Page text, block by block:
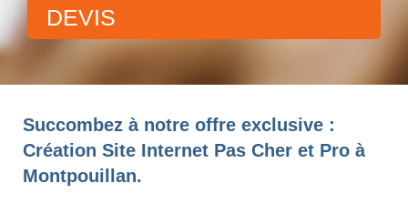
DEVIS
Succombez à notre offre exclusive :
Création Site Internet Pas Cher et Pro à
Montpouillan.